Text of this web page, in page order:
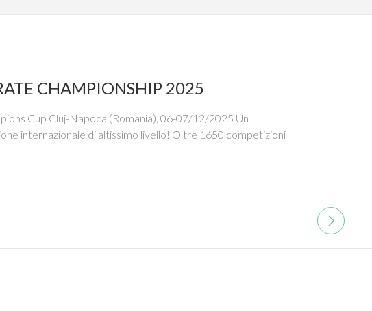
CHAMPIONSHIP 2025
Cup Cluj-Napoca (Romania), 06-07/12/2025 Un
internazionale di altissimo livello! Oltre 1650 competizioni